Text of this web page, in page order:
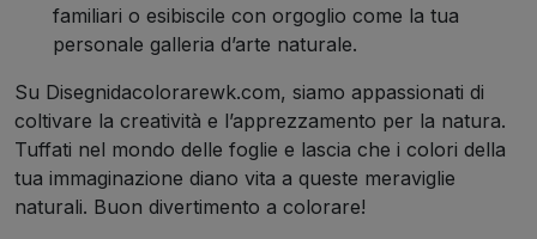
familiari o esibiscile con orgoglio come la tua
personale galleria d’arte naturale.
Su Disegnidacolorarewk.com, siamo appassionati di
coltivare la creatività e l’apprezzamento per la natura.
Tuffati nel mondo delle foglie e lascia che i colori della
tua immaginazione diano vita a queste meraviglie
naturali. Buon divertimento a colorare!